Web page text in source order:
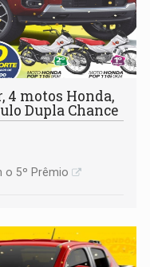
4 motos Honda,
Dupla Chance
o 5º Prêmio